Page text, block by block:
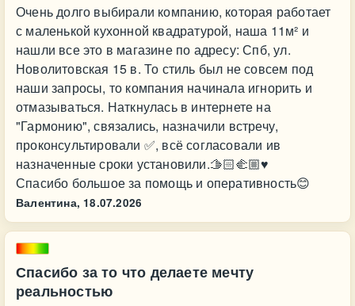
Очень долго выбирали компанию, которая работает
с маленькой кухонной квадратурой, наша 11м² и
нашли все это в магазине по адресу: Спб, ул.
Новолитовская 15 в. То стиль был не совсем под
наши запросы, то компания начинала игнорить и
отмазываться. Наткнулась в интернете на
"Гармонию", связались, назначили встречу,
проконсультировали ✅, всё согласовали ив
назначенные сроки установили.🫱🏻‍🫲🏼♥
Спасибо большое за помощь и оперативность😊
Валентина, 18.07.2026
Спасибо за то что делаете мечту
реальностью